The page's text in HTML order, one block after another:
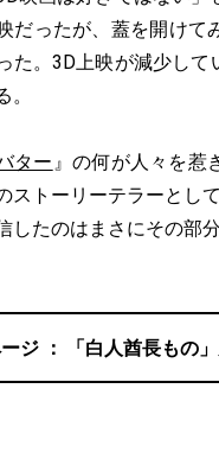
だったが、蓋を開けて
た。3D上映が減少し
。
ター 』の何が人々を惹
ストーリーテラーとし
したのはまさにその部分
「白人酋長もの